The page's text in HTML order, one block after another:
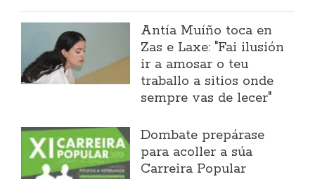
Antía Muíño toca en
Zas e Laxe: "Fai ilusión
ir a amosar o teu
traballo a sitios onde
sempre vas de lecer"
Dombate prepárase
para acoller a súa
Carreira Popular